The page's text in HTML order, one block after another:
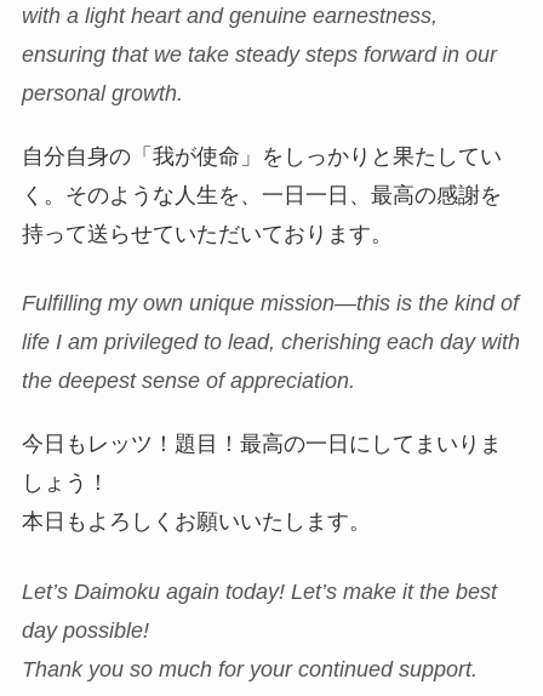
with a light heart and genuine earnestness,
ensuring that we take steady steps forward in our
personal growth.
自分自身の「我が使命」をしっかりと果たしてい
く。そのような人生を、一日一日、最高の感謝を
持って送らせていただいております。
Fulfilling my own unique mission—this is the kind of
life I am privileged to lead, cherishing each day with
the deepest sense of appreciation.
今日もレッツ！題目！最高の一日にしてまいりま
しょう！
本日もよろしくお願いいたします。
Let’s Daimoku again today! Let’s make it the best
day possible!
Thank you so much for your continued support.